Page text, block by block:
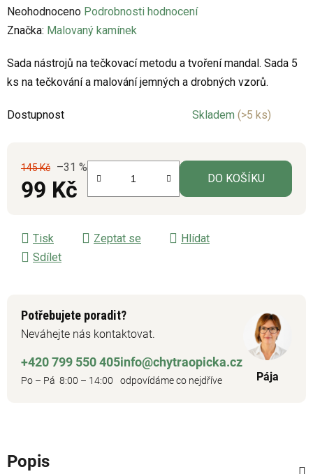
Průměrné
hodnocení
je
0,0
Neohodnoceno Podrobnosti hodnocení
Značka: Malovaný kamínek
Sada nástrojů na tečkovací metodu a tvoření mandal. Sada 5
ks na tečkování a malování jemných a drobných vzorů.
Dostupnost Skladem (>5 ks)
145 Kč –31 %
99 Kč DO KOŠÍKU
Tisk Zeptat se
Hlídat
Sdílet
Potřebujete poradit?
Neváhejte nás kontaktovat.
+420 799 550 405
Po – Pá 8:00 – 14:00
info@chytraopicka.cz
odpovídáme co nejdříve Pája
Popis